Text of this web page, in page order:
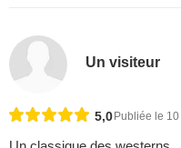
Un visiteur
5,0Publiée le